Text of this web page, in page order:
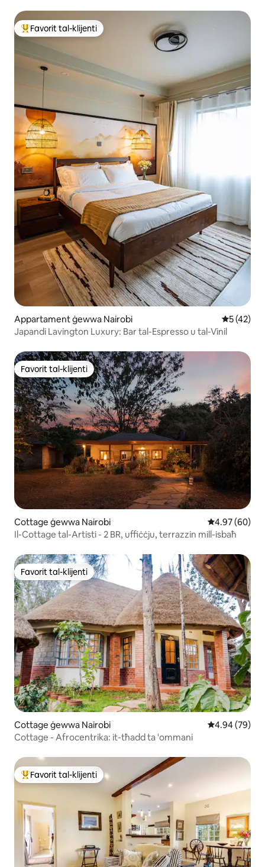
Wieħed mill-aqwa favoriti tal-klijenti
Favorit tal-klijenti
Appartament ġewwa Nairobi Rating
5 (42)
Japandi Lavington Luxury: Bar tal-Espresso u tal-Vinil
Favorit tal-klijenti
Favorit tal-klijenti
Cottage ġewwa Nairobi Rating medju
4.97 (60)
Il-Cottage tal-Artisti - 2 BR, uffiċċju, terrazzin mill-isbaħ
Favorit tal-klijenti
Favorit tal-klijenti
Cottage ġewwa Nairobi Rating medju
4.94 (79)
Cottage - Afrocentrika: it-tħadd ta 'ommani
Wieħed mill-aqwa favoriti tal-klijenti
Favorit tal-klijenti